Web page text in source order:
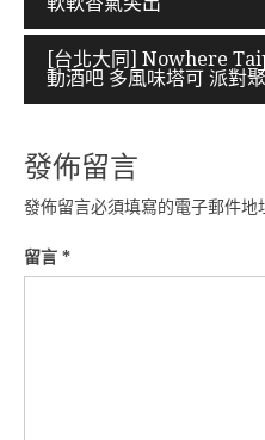
導
覽[台北大同] Nowhere
動酒吧 多風味塔可 派對
發佈留言
發佈留言必須填寫的電子郵件地
留言 *